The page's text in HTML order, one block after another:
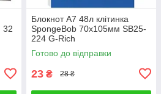
32
Блокнот А7 48л клітинка
SpongeBob 70х105мм SB25-
224 G-Rich
Готово до відправки
23 ₴ 28 ₴